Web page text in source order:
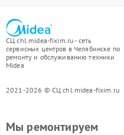
СЦ chl.midea-fixim.ru - сеть
сервисных центров в Челябинске по
ремонту и обслуживанию техники
Midea
2021-2026 © СЦ chl.midea-fixim.ru
Мы ремонтируем